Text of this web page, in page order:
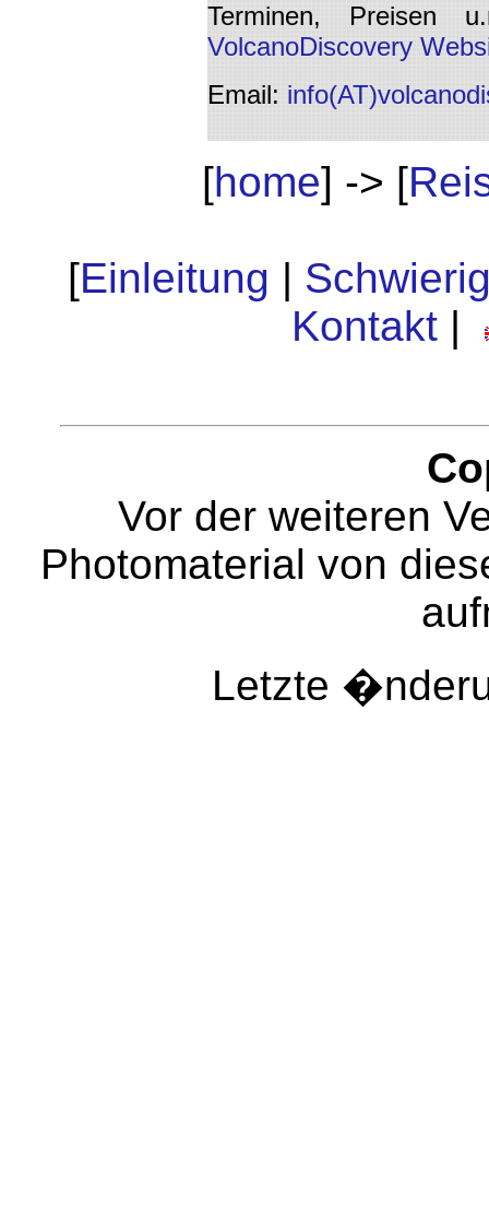
Terminen, Preisen
VolcanoDiscovery
Email:
[home] -> [
[Einleitung |
Kontakt|
Vor der weiteren
Photomaterial von
Letzte